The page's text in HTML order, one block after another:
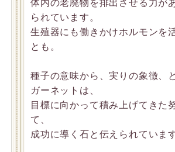
体内の老廃物を排出させる力が
られています。
生殖器にも働きかけホルモンを
とも。
種子の意味から、実りの象徴、
ガーネットは、
目標に向かって積み上げてきた
て、
成功に導く石と伝えられています